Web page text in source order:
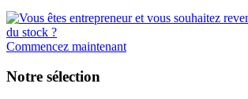
Commencez maintenant
Notre sélection